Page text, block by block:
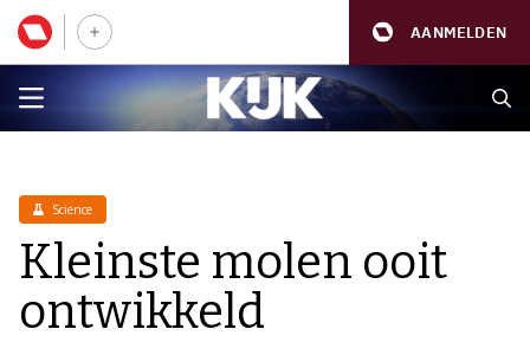
AANMELDEN
Science
Kleinste molen ooit
ontwikkeld